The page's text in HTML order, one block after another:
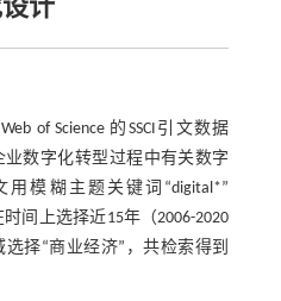
计
of Science 的SSCI引文数据
数字化转型过程中有关数字
模糊主题关键词“digital*”
间上选择近15年（2006-2020
择“商业经济”，共检索得到